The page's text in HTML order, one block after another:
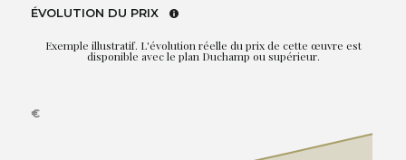
ÉVOLUTION DU PRIX
Exemple illustratif. L'évolution réelle du prix de cette œuvre est
disponible avec le plan Duchamp ou supérieur.